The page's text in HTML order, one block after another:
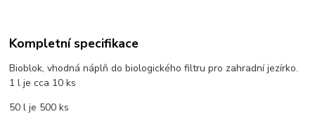
Kompletní specifikace
Bioblok, vhodná náplň do biologického filtru pro zahradní jezírko.
1 l je cca 10 ks
50 l je 500 ks